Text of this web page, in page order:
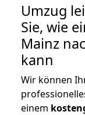
Umzug
Sie, wie
Mainz
kann
Wir können
einem